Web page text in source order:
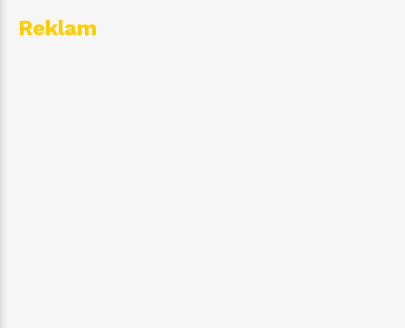
Reklam